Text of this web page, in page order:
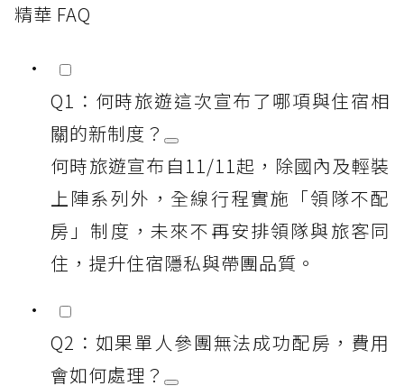
精華 FAQ
Q1：何時旅遊這次宣布了哪項與住宿相
關的新制度？
何時旅遊宣布自11/11起，除國內及輕裝
上陣系列外，全線行程實施「領隊不配
房」制度，未來不再安排領隊與旅客同
住，提升住宿隱私與帶團品質。
Q2：如果單人參團無法成功配房，費用
會如何處理？